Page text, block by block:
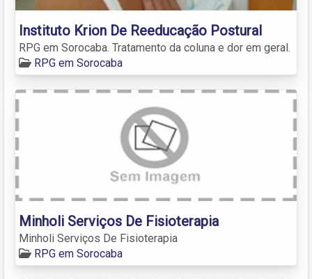
Instituto Krion De Reeducação Postural
RPG em Sorocaba. Tratamento da coluna e dor em geral.
RPG em Sorocaba
Minholi Serviços De Fisioterapia
Minholi Serviços De Fisioterapia
RPG em Sorocaba